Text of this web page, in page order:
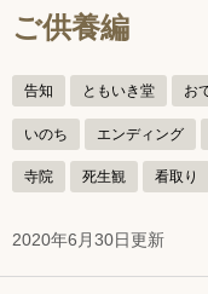
ご供養編
告知 ともいき堂 お
いのち エンディング
寺院 死生観 看取り
2020年6月30日更新